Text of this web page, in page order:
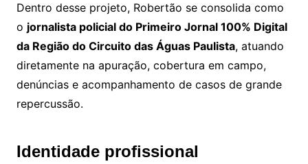
Dentro desse projeto, Robertão se consolida como
o jornalista policial do Primeiro Jornal 100% Digital
da Região do Circuito das Águas Paulista, atuando
diretamente na apuração, cobertura em campo,
denúncias e acompanhamento de casos de grande
repercussão.
Identidade profissional